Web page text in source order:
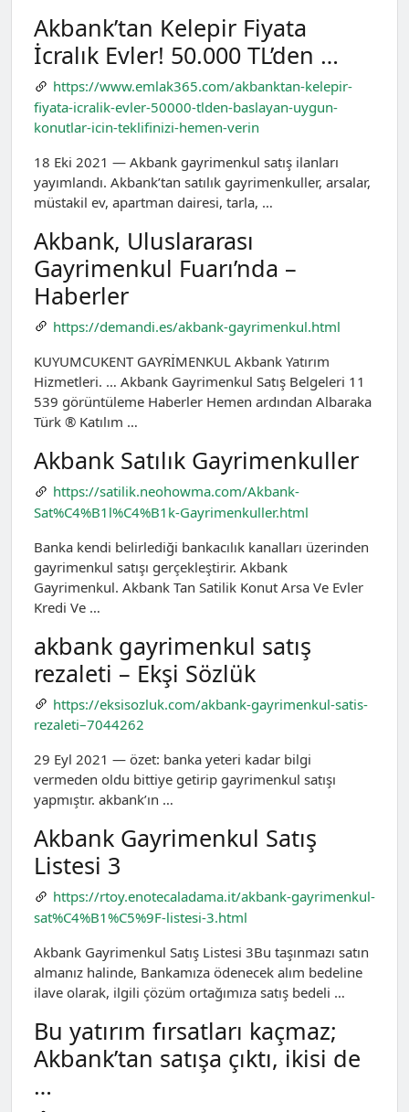
Akbank’tan Kelepir Fiyata
İcralık Evler! 50.000 TL’den …
https://www.emlak365.com/akbanktan-kelepir-
fiyata-icralik-evler-50000-tlden-baslayan-uygun-
konutlar-icin-teklifinizi-hemen-verin
18 Eki 2021 — Akbank gayrimenkul satış ilanları
yayımlandı. Akbank’tan satılık gayrimenkuller, arsalar,
müstakil ev, apartman dairesi, tarla, …
Akbank, Uluslararası
Gayrimenkul Fuarı’nda –
Haberler
https://demandi.es/akbank-gayrimenkul.html
KUYUMCUKENT GAYRİMENKUL Akbank Yatırım
Hizmetleri. … Akbank Gayrimenkul Satış Belgeleri 11
539 görüntüleme Haberler Hemen ardından Albaraka
Türk ® Katılım …
Akbank Satılık Gayrimenkuller
https://satilik.neohowma.com/Akbank-
Sat%C4%B1l%C4%B1k-Gayrimenkuller.html
Banka kendi belirlediği bankacılık kanalları üzerinden
gayrimenkul satışı gerçekleştirir. Akbank
Gayrimenkul. Akbank Tan Satilik Konut Arsa Ve Evler
Kredi Ve …
akbank gayrimenkul satış
rezaleti – Ekşi Sözlük
https://eksisozluk.com/akbank-gayrimenkul-satis-
rezaleti–7044262
29 Eyl 2021 — özet: banka yeteri kadar bilgi
vermeden oldu bittiye getirip gayrimenkul satışı
yapmıştır. akbank’ın …
Akbank Gayrimenkul Satış
Listesi 3
https://rtoy.enotecaladama.it/akbank-gayrimenkul-
sat%C4%B1%C5%9F-listesi-3.html
Akbank Gayrimenkul Satış Listesi 3Bu taşınmazı satın
almanız halinde, Bankamıza ödenecek alım bedeline
ilave olarak, ilgili çözüm ortağımıza satış bedeli …
Bu yatırım fırsatları kaçmaz;
Akbank’tan satışa çıktı, ikisi de
…